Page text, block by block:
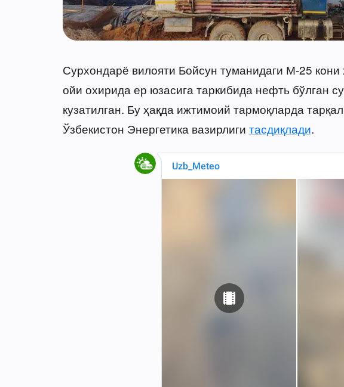
Сурхондарё вилояти Бойсун туманидаги М-25
ойи охирида ер юзасига таркибида нефть бўлган
кузатилган. Бу ҳақда ижтимоий тармоқларда
Ўзбекистон Энергетика вазирлиги тасдиқлади.